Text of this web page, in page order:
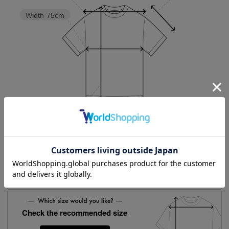
Hem width
82cm
Width 75cm
3L 4L 5L 6L 8L
Check the recommended size